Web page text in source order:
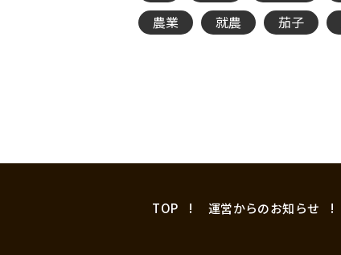
農業
就農 茄子
TOP 運営からのお知らせ